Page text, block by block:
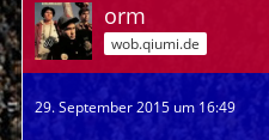
orm
wob.qiumi.de
29. September 2015 um 16:49